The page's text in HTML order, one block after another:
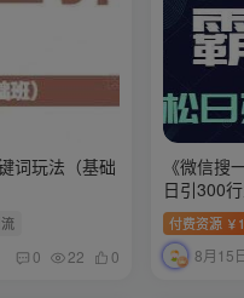
词玩法（基础
0 22 0
《微信搜
日引300
付费资源 ￥
8月15